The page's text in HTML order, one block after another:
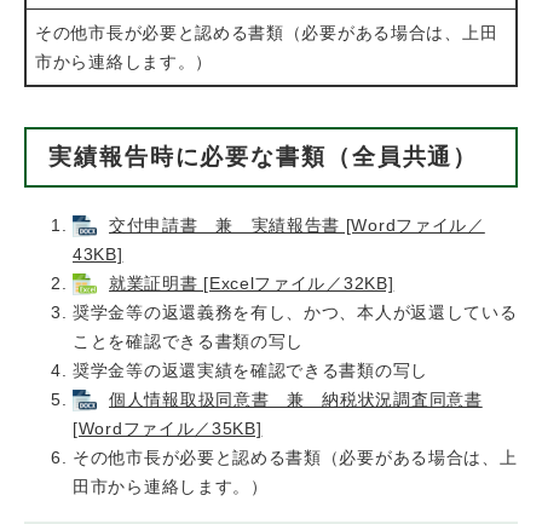
その他市長が必要と認める書類（必要がある場合は、上田
市から連絡します。）
実績報告時に必要な書類（全員共通）
交付申請書 兼 実績報告書 [Wordファイル／
43KB]
就業証明書 [Excelファイル／32KB]
奨学金等の返還義務を有し、かつ、本人が返還している
ことを確認できる書類の写し
奨学金等の返還実績を確認できる書類の写し
個人情報取扱同意書 兼 納税状況調査同意書
[Wordファイル／35KB]
その他市長が必要と認める書類（必要がある場合は、上
田市から連絡します。）